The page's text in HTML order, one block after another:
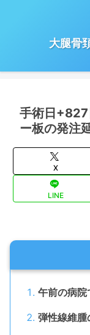
大腿骨
手術日
ー板の発注
X
LINE
午前の病院
弾性線維腫